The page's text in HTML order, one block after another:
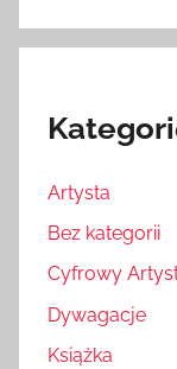
Artysta
Bez kategorii
Cyfrowy
Dywagacje
Książka